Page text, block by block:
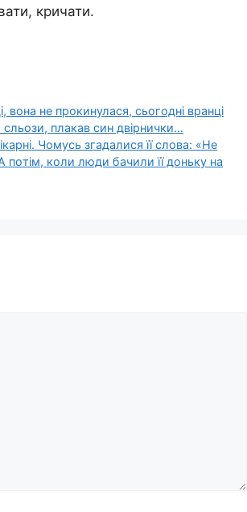
кричати.
вона не прокинулася, сьогодні вранці
плакав син двірнички…
Чомусь згадалися її слова: «Не
пoтім, коли люди бачили її доньку на